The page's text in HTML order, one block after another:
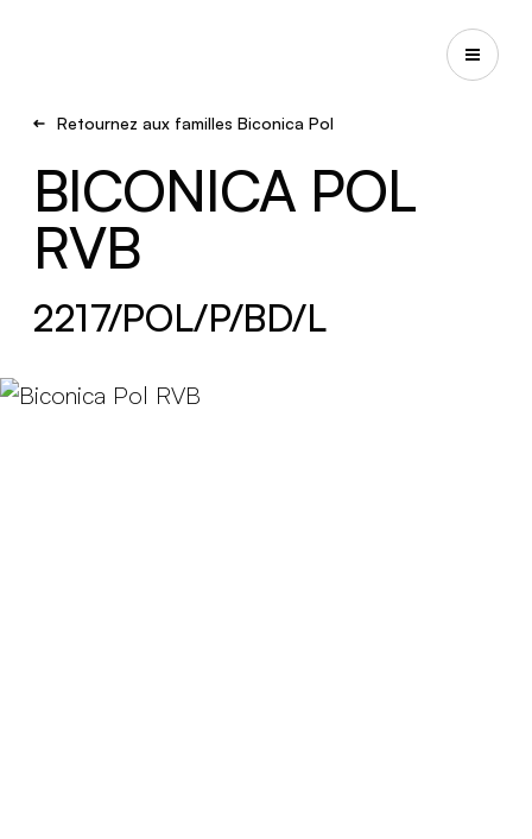
Retournez aux familles Biconica Pol
BICONICA POL
RVB
2217/POL/P/BD/L